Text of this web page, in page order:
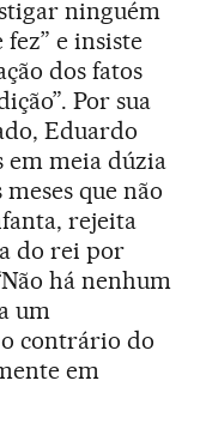
ninguém
fez” e insiste
dos fatos
Por sua
Eduardo
em meia dúzia
que não
rejeita
do rei por
há nenhum
um
contrário do
em